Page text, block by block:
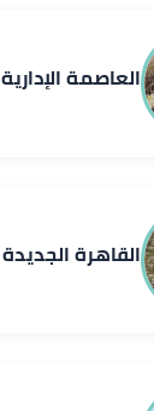
العاصمة الإدارية
القاهرة الجديدة